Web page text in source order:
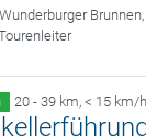
Wunderburger
20 - 39 km, < 15 km/h